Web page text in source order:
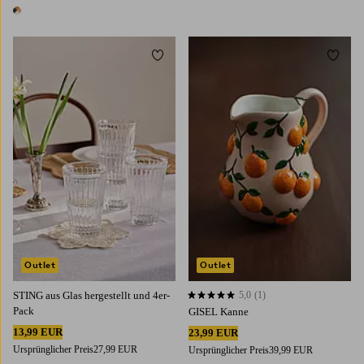
1 Farbe
STING aus Glas hergestellt und 4er-
Pack
13,99 EUR
Ursprünglicher Preis27,99 EUR
Outlet
Zu Favoriten hinzufügen
GISEL Kanne
23,99 EUR
Ursprünglicher Preis39,99 EUR
5,0 basierend auf 1 Bewertungen
5,0 (1)
Outlet
Zu